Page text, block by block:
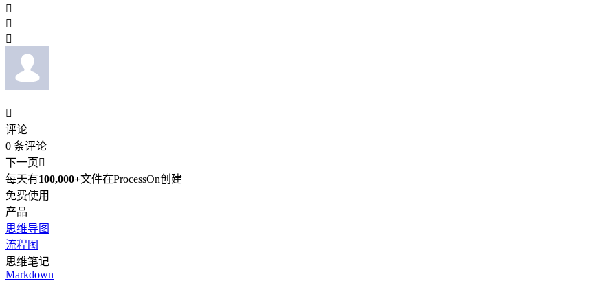




评论
0 条评论
下一页
每天有100,000+文件在ProcessOn创建
免费使用
产品
思维导图
流程图
思维笔记
Markdown